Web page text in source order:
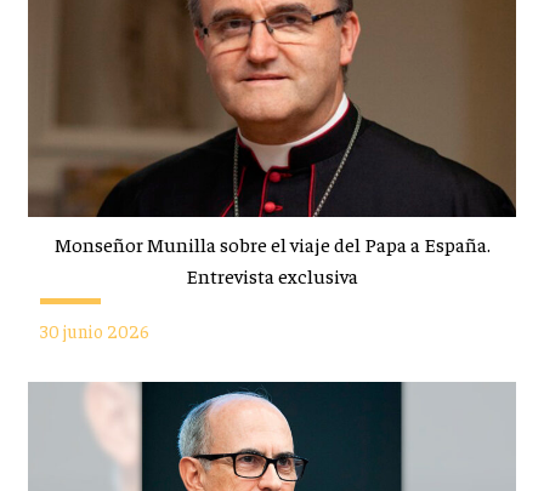
Monseñor Munilla sobre el viaje del Papa a España.
Entrevista exclusiva
30 junio 2026